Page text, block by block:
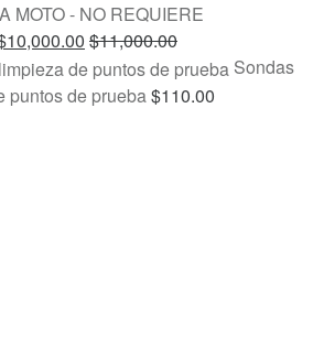
MOTO - NO REQUIERE
10,000.00 $11,000.00
Sondas
puntos de prueba$110.00